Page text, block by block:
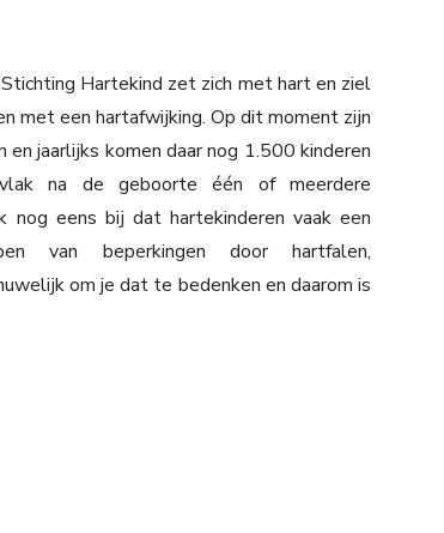
Hartekind zet zich met hart en ziel
met een hartafwijking. Op dit moment zijn
jaarlijks komen daar nog 1.500 kinderen
na de geboorte één of meerdere
nog eens bij dat hartekinderen vaak een
van beperkingen door hartfalen,
om je dat te bedenken en daarom is